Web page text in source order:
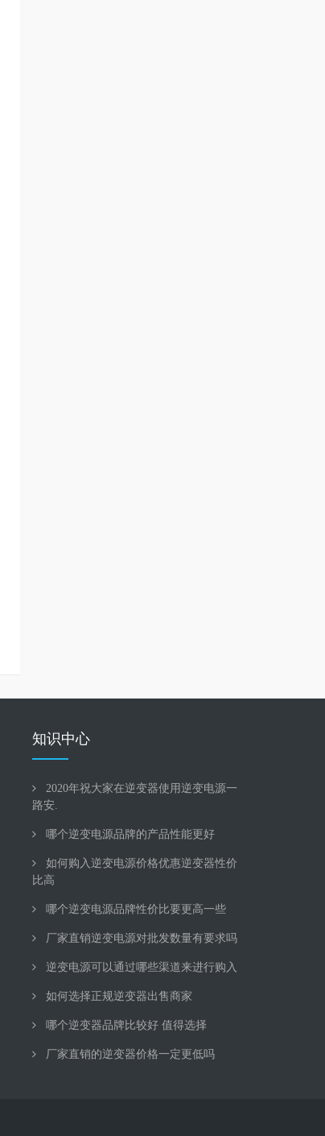
知识中心
2020年祝大家在逆变器使用逆变电源一
路安.
哪个逆变电源品牌的产品性能更好
如何购入逆变电源价格优惠逆变器性价
比高
哪个逆变电源品牌性价比要更高一些
厂家直销逆变电源对批发数量有要求吗
逆变电源可以通过哪些渠道来进行购入
如何选择正规逆变器出售商家
哪个逆变器品牌比较好 值得选择
厂家直销的逆变器价格一定更低吗